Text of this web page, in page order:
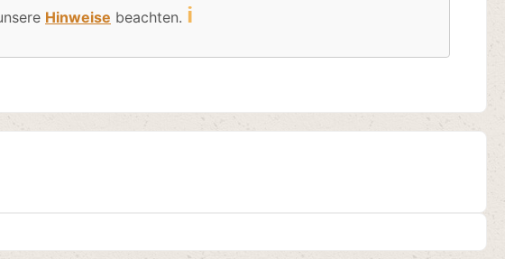
Hinweise beachten. ℹ️